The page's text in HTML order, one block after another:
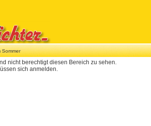
Sommer
nicht berechtigt diesen Bereich zu sehen.
sich anmelden.